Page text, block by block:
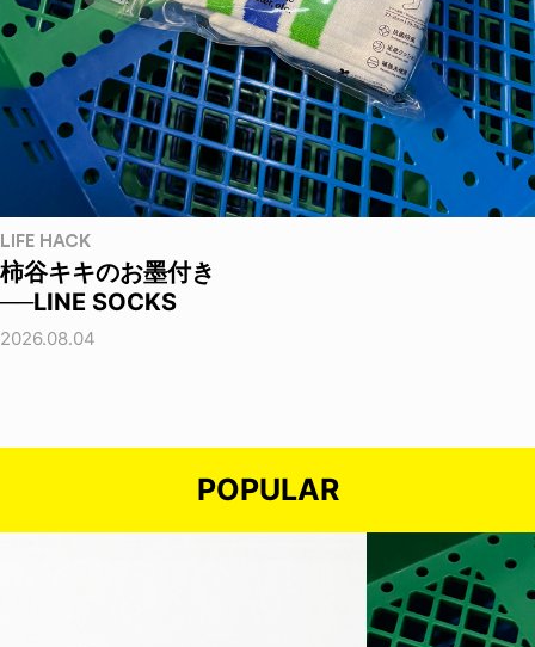
LIFE HACK
柿谷キキのお墨付き
──LINE SOCKS
2026.08.04
POPULAR